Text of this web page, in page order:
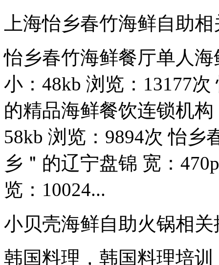
上海怡乡春竹海鲜自助相
怡乡春竹海鲜餐厅单人
小：48kb 浏览：13177
的精品海鲜餐饮连锁机
58kb 浏览：9894次 怡乡
乡＂的辽宁盘锦 宽：
览：10024...
小贝壳海鲜自助火锅相关
韩国料理，韩国料理培